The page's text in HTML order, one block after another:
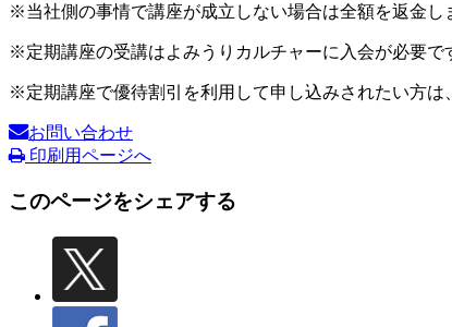
※当社側の事情で講座が成立しない場合は全額を返金し
※定期講座の受講はよみうりカルチャーに入会が必要で
※定期講座で優待割引を利用して申し込みされたい方は
お問い合わせ
印刷用ページへ
このページをシェアする